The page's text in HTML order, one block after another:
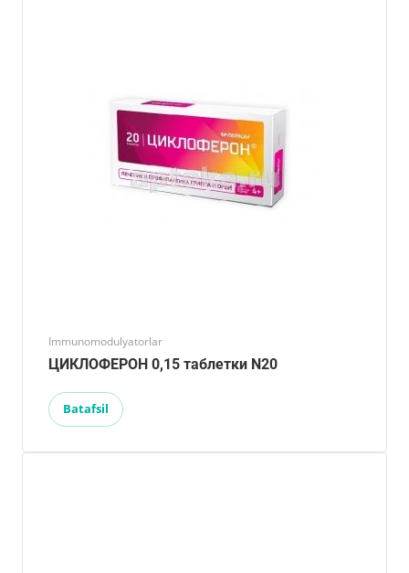
Immunomodulyatorlar
ЦИКЛОФЕРОН 0,15 таблетки N20
Batafsil